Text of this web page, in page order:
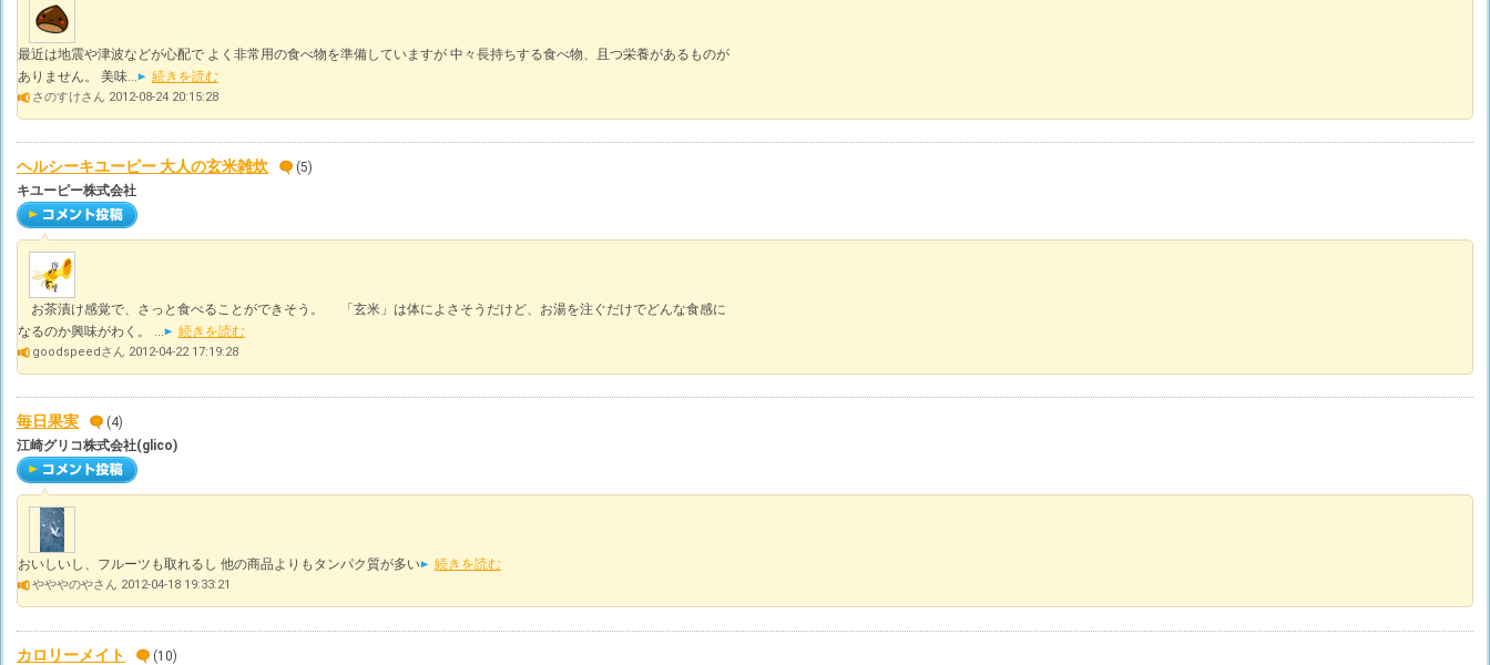
最近は地震や津波などが心配で よく非常用の食べ物を準備していますが 中々長持ちする食べ物、且つ栄養があるものが
ありません。 美味...
続きを読む
さのすけさん 2012-08-24 20:15:28
ヘルシーキユーピー 大人の玄米雑炊
(5)
キユーピー株式会社
お茶漬け感覚で、さっと食べることができそう。 「玄米」は体によさそうだけど、お湯を注ぐだけでどんな食感に
なるのか興味がわく。 ...
続きを読む
goodspeedさん 2012-04-22 17:19:28
毎日果実
(4)
江崎グリコ株式会社(glico)
おいしいし、フルーツも取れるし 他の商品よりもタンパク質が多い 続きを読む
やややのやさん 2012-04-18 19:33:21
カロリーメイト
(10)